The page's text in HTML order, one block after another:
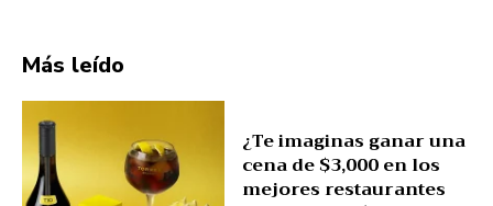
Más leído
¿Te imaginas ganar una
cena de $3,000 en los
mejores restaurantes